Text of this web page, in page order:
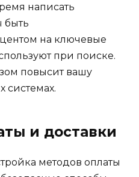
написать
быть
на ключевые
при поиске.
повысит вашу
системах.
и доставки
методов оплаты